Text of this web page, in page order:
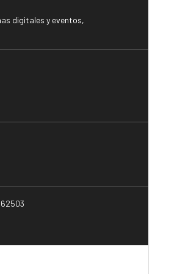
digitales y eventos,